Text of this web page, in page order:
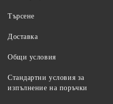
Търсене
Доставка
Общи условия
Стандартни условия за
изпълнение на поръчки